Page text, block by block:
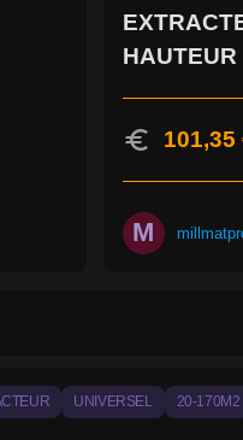
euro 101,35
M
UNIVERSEL 20-170M2